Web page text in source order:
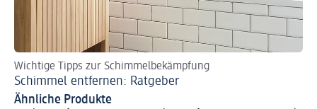
Wichtige Tipps zur Schimmelbekämpfung
Schimmel entfernen: Ratgeber
Ähnliche Produkte